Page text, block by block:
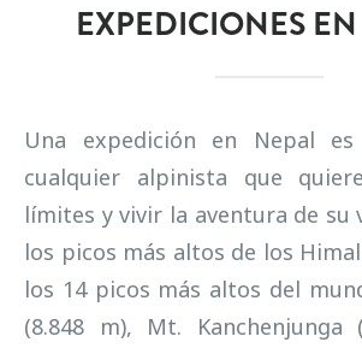
EXPEDICIONES
Una expedición en Nepal
cualquier alpinista que
límites y vivir la aventura de su
los picos más altos de los
los 14 picos más altos del
(8.848 m), Mt. Kanchenjunga